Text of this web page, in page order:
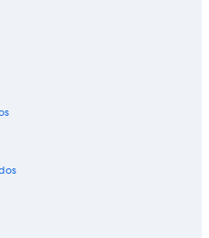
Vertus
Bergères-lès-Vertus